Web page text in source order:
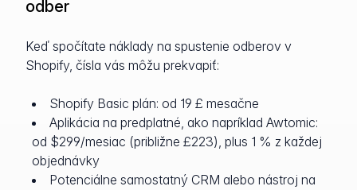
odber
Keď spočítate náklady na spustenie odberov v
Shopify, čísla vás môžu prekvapiť:
Shopify Basic plán: od 19 £ mesačne
Aplikácia na predplatné, ako napríklad Awtomic:
od $299/mesiac (približne £223), plus 1 % z každej
objednávky
Potenciálne samostatný CRM alebo nástroj na